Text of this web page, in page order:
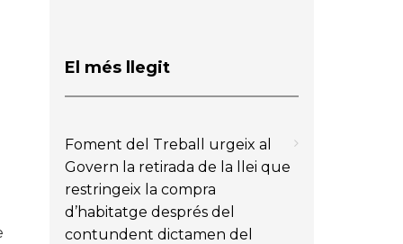
El més llegit
Foment del Treball urgeix al
Govern la retirada de la llei que
restringeix la compra
d’habitatge després del
contundent dictamen del